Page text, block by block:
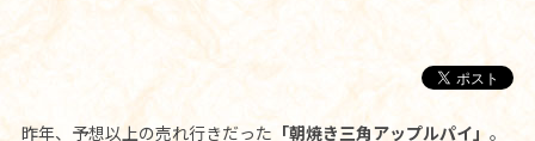
昨年、予想以上の売れ行きだった 「朝焼き三角アップルパイ」 。